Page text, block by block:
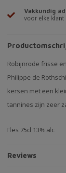
Vakkundig
voor elke klant
Robijnrode frisse
Philippe de
kersen met een
tannines zijn zeer
Fles 75cl 13% alc
Reviews